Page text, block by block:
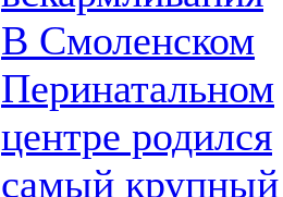
В Смоленском
Перинатальном
центре родился
самый крупный